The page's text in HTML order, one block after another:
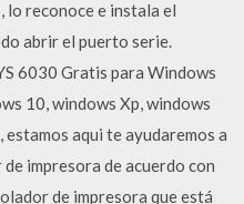
lo reconoce e instala el
abrir el puerto serie.
6030 Gratis para Windows
10, windows Xp, windows
aqui te ayudaremos a
impresora de acuerdo con
de impresora que está